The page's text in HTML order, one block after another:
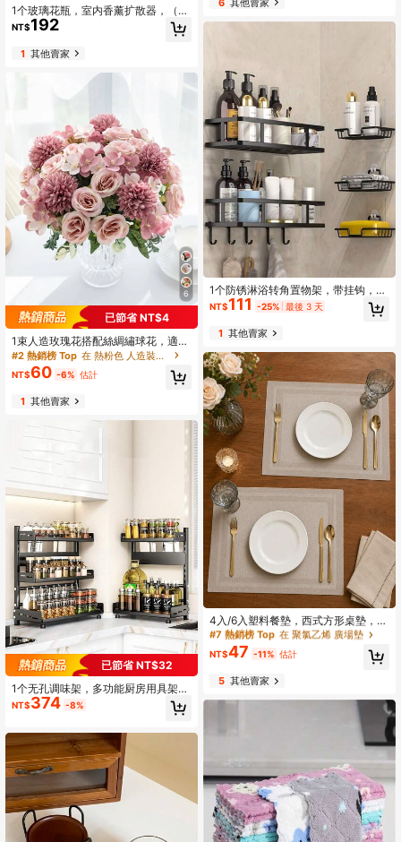
1个玻璃花瓶，室内香薰扩散器，（无
扩散棒，单瓶）扩散器，香薰瓶双层
家居装饰，房间装饰，现代婚礼装饰
水培花盆，玻璃容器工艺品装饰
NT$192
1其他賣家
6
已節省 NT$4
1束人造玫瑰花搭配絲綢繡球花，適用
於婚禮、居家、餐廳、臥室、花瓶裝
飾，節日生日派對用品、情人節禮
物、秋季裝飾、畢業禮物（由於光線
微色差，請根據您的需求購買）
#2 熱銷榜 Top 在 熱粉色 人造裝飾&人造裝飾
NT$60 -6% 估計
1其他賣家
已節省 NT$32
1个无孔调味架，多功能厨房用具架，
带筷子和刀具架，厨房配件，厨房收
纳架
NT$374 -8%
1个防锈淋浴转角置物架，带挂钩，壁
挂式粘胶淋浴收纳架，浴室整理架，
悬浮式壁挂置物架浴室配件
NT$111 -25% 最後 3 天
1其他賣家
4入/6入塑料餐墊，西式方形桌墊，餐
廳和廚房碗墊
#7 熱銷榜 Top 在 聚氯乙烯 廣場墊
#7 熱銷榜 Top 在 聚氯乙烯 廣場墊
回購率高的顧客
#7 熱銷榜 Top 在 聚氯乙烯 廣場墊
回購率高的顧客
#7 熱銷榜 Top 在 聚氯乙烯 廣場墊
NT$47 -11% 估計
5其他賣家